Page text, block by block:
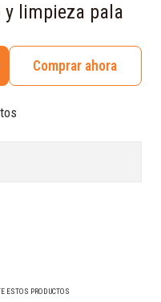
limpieza pala
Comprar ahora
ESTOS PRODUCTOS